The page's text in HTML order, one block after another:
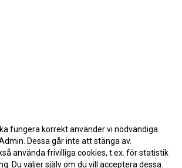
fungera korrekt använder vi nödvändiga
Dessa går inte att stänga av.
använda frivilliga cookies, t.ex. för statistik
Du väljer själv om du vill acceptera dessa.